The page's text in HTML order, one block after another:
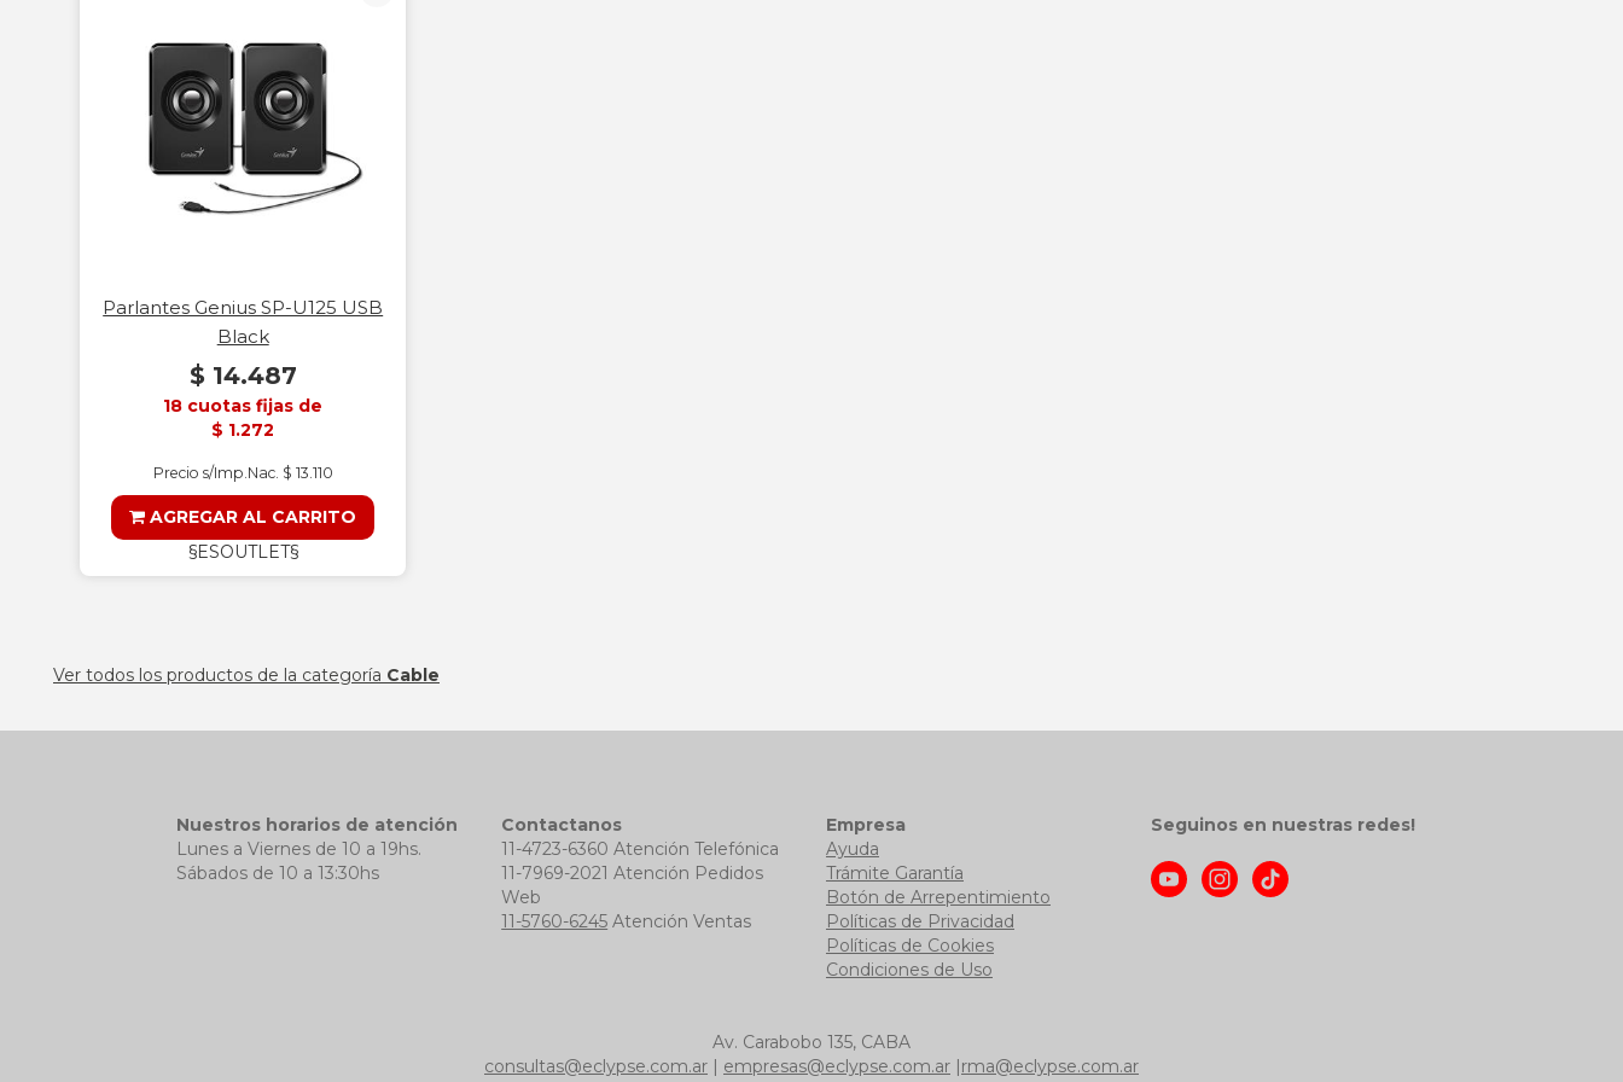
Parlantes Genius SP-U125 USB
Black
$ 14.487
18 cuotas fijas de
$ 1.272
Precio s/Imp.Nac. $ 13.110
AGREGAR AL CARRITO
§ESOUTLET§
Ver todos los productos de la categoría Cable
Nuestros horarios de atención
Lunes a Viernes de 10 a 19hs.
Sábados de 10 a 13:30hs
Contactanos
11-4723-6360 Atención Telefónica
11-7969-2021 Atención Pedidos
Web
11-5760-6245 Atención Ventas
Empresa
Ayuda
Trámite Garantía
Botón de Arrepentimiento
Políticas de Privacidad
Políticas de Cookies
Condiciones de Uso
Seguinos en nuestras redes!
Av. Carabobo 135, CABA
consultas@eclypse.com.ar | empresas@eclypse.com.ar |rma@eclypse.com.ar